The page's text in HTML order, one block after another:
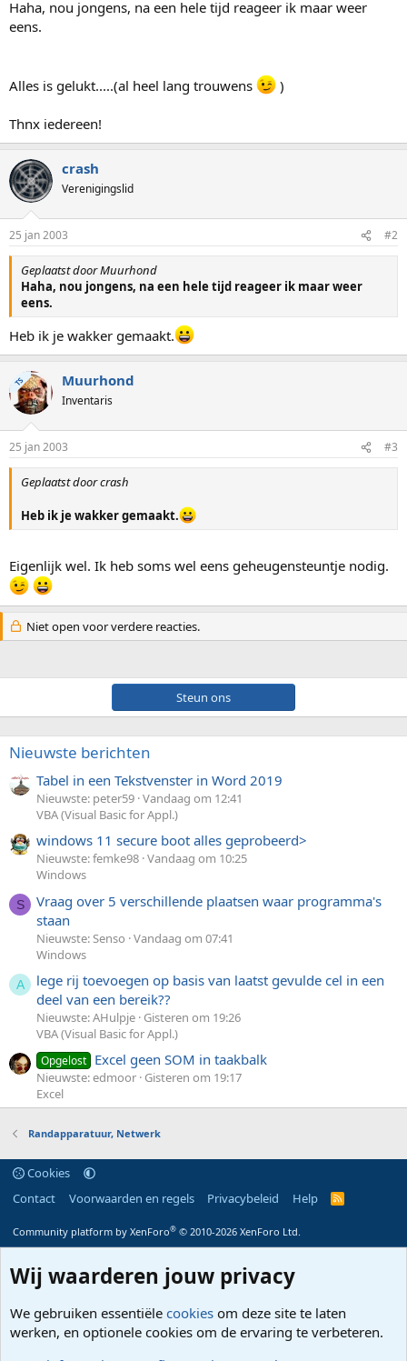
a
r
r
Haha, nou jongens, na een hele tijd reageer ik maar weer
eens.
Alles is gelukt.....(al heel lang trouwens )
Thnx iedereen!
crash
Verenigingslid
25 jan 2003 #2
Geplaatst door Muurhond
Haha, nou jongens, na een hele tijd reageer ik maar weer
eens.
Heb ik je wakker gemaakt.
TS Muurhond
Inventaris
25 jan 2003 #3
Geplaatst door crash
Heb ik je wakker gemaakt.
Eigenlijk wel. Ik heb soms wel eens geheugensteuntje nodig.
Niet open voor verdere reacties.
Steun ons
Nieuwste berichten
Tabel in een Tekstvenster in Word 2019
Nieuwste: peter59 Vandaag om 12:41
VBA (Visual Basic for Appl.)
windows 11 secure boot alles geprobeerd>
Nieuwste: femke98 Vandaag om 10:25
Windows
S
Vraag over 5 verschillende plaatsen waar programma's
staan
Nieuwste: Senso Vandaag om 07:41
Windows
A
lege rij toevoegen op basis van laatst gevulde cel in een
deel van een bereik??
Nieuwste: AHulpje Gisteren om 19:26
VBA (Visual Basic for Appl.)
Opgelost Excel geen SOM in taakbalk
Nieuwste: edmoor Gisteren om 19:17
Excel
Randapparatuur, Netwerk
Cookies
Contact
Voorwaarden en regels Privacybeleid Help
R
Community platform by XenForo® © 2010-2026 XenForo Ltd.
Wij waarderen jouw privacy
We gebruiken essentiële cookies om deze site te laten
werken, en optionele cookies om de ervaring te verbeteren.